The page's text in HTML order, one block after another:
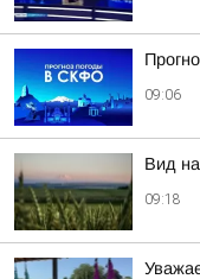
09:06
Вид
09:18